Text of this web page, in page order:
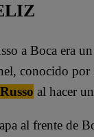
a Boca era
conocido
al hacer
al frente de